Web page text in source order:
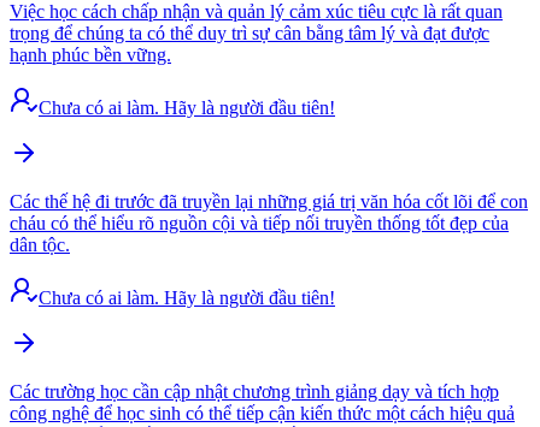
Việc học cách chấp nhận và quản lý cảm xúc tiêu cực là rất quan
trọng để chúng ta có thể duy trì sự cân bằng tâm lý và đạt được
hạnh phúc bền vững.
Chưa có ai làm. Hãy là người đầu tiên!
Các thế hệ đi trước đã truyền lại những giá trị văn hóa cốt lõi để con
cháu có thể hiểu rõ nguồn cội và tiếp nối truyền thống tốt đẹp của
dân tộc.
Chưa có ai làm. Hãy là người đầu tiên!
Các trường học cần cập nhật chương trình giảng dạy và tích hợp
công nghệ để học sinh có thể tiếp cận kiến thức một cách hiệu quả